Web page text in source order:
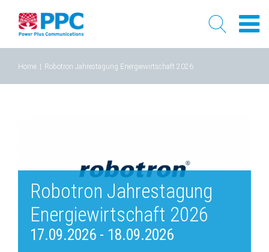
content
Home Robotron Jahrestagung Energiewirtschaft 2026
Robotron Jahrestagung
Energiewirtschaft 2026
17.09.2026 - 18.09.2026